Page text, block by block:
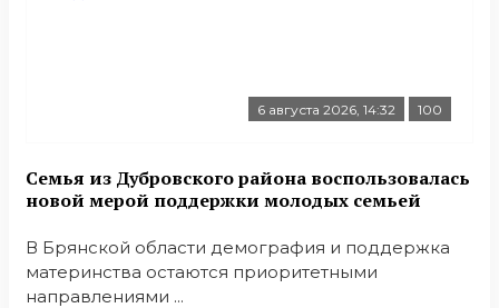
6 августа 2026, 14:32 100
Семья из Дубровского района воспользовалась
новой мерой поддержки молодых семьей
В Брянской области демография и поддержка
материнства остаются приоритетными
направлениями ...